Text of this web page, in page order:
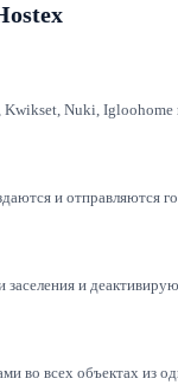
Kwikset, Nuki,
и отправляются
и
во всех объектах из